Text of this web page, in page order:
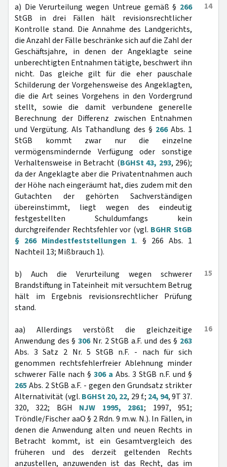
14
a) Die Verurteilung wegen Untreue gemäß § 266
StGB in drei Fällen hält revisionsrechtlicher
Kontrolle stand. Die Annahme des Landgerichts,
die Anzahl der Fälle beschränke sich auf die Zahl der
Geschäftsjahre, in denen der Angeklagte seine
unberechtigten Entnahmen tätigte, beschwert ihn
nicht. Das gleiche gilt für die eher pauschale
Schilderung der Vorgehensweise des Angeklagten,
die die Art seines Vorgehens in den Vordergrund
stellt, sowie die damit verbundene generelle
Berechnung der Differenz zwischen Entnahmen
und Vergütung. Als Tathandlung des § 266Abs. 1
StGB kommt zwar nur die einzelne
vermögensmindernde Verfügung oder sonstige
Verhaltensweise in Betracht (BGHSt 43, 293, 296);
da der Angeklagte aber die Privatentnahmen auch
der Höhe nach eingeräumt hat, dies zudem mit den
Gutachten der gehörten Sachverständigen
übereinstimmt, liegt wegen des eindeutig
festgestellten Schuldumfangs kein
durchgreifender Rechtsfehler vor (vgl. BGHR StGB
§ 266 Mindestfeststellungen 1. § 266 Abs. 1
Nachteil 13; Mißbrauch 1).
15
b) Auch die Verurteilung wegen schwerer
Brandstiftung in Tateinheit mit versuchtem Betrug
hält im Ergebnis revisionsrechtlicher Prüfung
stand.
16
aa) Allerdings verstößt die gleichzeitige
Anwendung des §306Nr. 2 StGB a.F. und des § 263
Abs. 3 Satz 2 Nr. 5 StGB n.F. - nach für sich
genommen rechtsfehlerfreier Ablehnung minder
schwerer Fälle nach § 306 a Abs. 3 StGB n.F. und §
265Abs. 2 StGB a.F. - gegen den Grundsatz strikter
Alternativität (vgl. BGHSt 20, 22, 29 f.; 24, 94, 9T 37.
320, 322; BGH NJW 1995, 2861; 1997, 951;
Tröndle/Fischer aaO § 2 Rdn. 9 m.w. N.). In Fällen, in
denen die Anwendung alten und neuen Rechts in
Betracht kommt, ist ein Gesamtvergleich des
früheren und des derzeit geltenden Rechts
anzustellen, anzuwenden ist das Recht, das im